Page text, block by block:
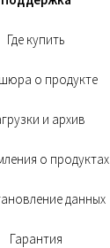
Где купить
о продукте
и архив
о продуктах
данных
Гарантия